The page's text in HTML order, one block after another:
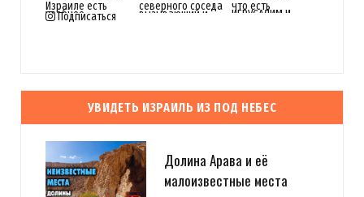
Подписаться
УВИДЕТЬ ИЗРАИЛЬ ИЗ ПОД НЕБЕС
Долина Арава и её
малоизвестные места